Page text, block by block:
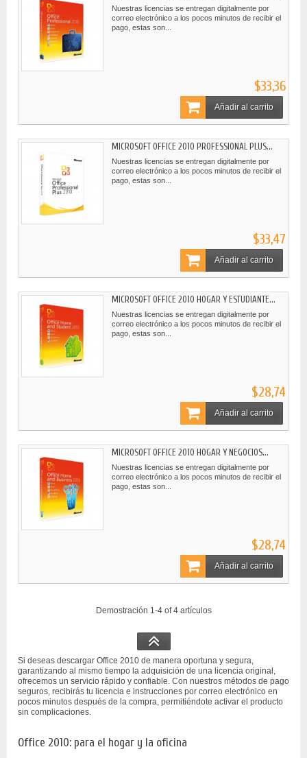
Nuestras licencias se entregan digitalmente por
correo electrónico a los pocos minutos de recibir el
pago, estas son...
$33,36
Añadir al carrito
MICROSOFT OFFICE 2010 PROFESSIONAL PLUS...
Nuestras licencias se entregan digitalmente por
correo electrónico a los pocos minutos de recibir el
pago, estas son...
$33,47
Añadir al carrito
MICROSOFT OFFICE 2010 HOGAR Y ESTUDIANTE...
Nuestras licencias se entregan digitalmente por
correo electrónico a los pocos minutos de recibir el
pago, estas son...
$28,74
Añadir al carrito
MICROSOFT OFFICE 2010 HOGAR Y NEGOCIOS...
Nuestras licencias se entregan digitalmente por
correo electrónico a los pocos minutos de recibir el
pago, estas son...
$28,74
Añadir al carrito
Demostración 1-4 of 4 artículos
Si deseas descargar Office 2010 de manera oportuna y segura,
garantizando al mismo tiempo la adquisición de una licencia original,
ofrecemos un servicio rápido y confiable. Con nuestros métodos de pago
seguros, recibirás tu licencia e instrucciones por correo electrónico en
pocos minutos después de la compra, permitiéndote activar el producto
sin complicaciones.
Office 2010: para el hogar y la oficina